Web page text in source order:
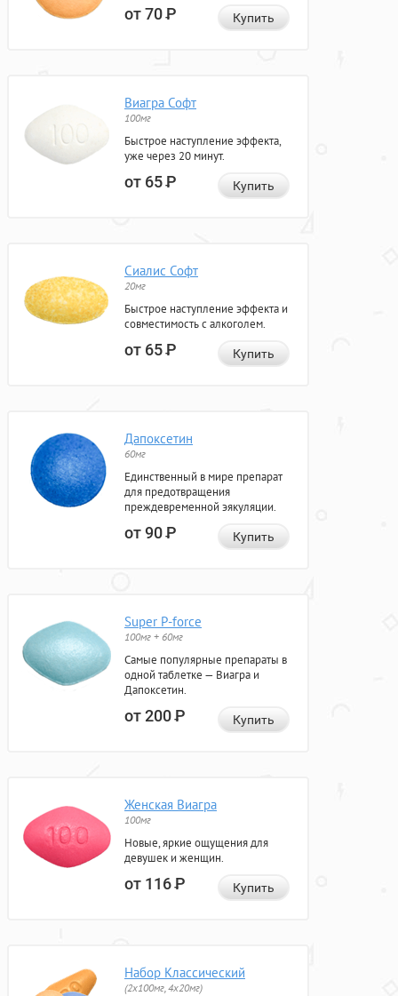
от 70Р Купить
Виагра Софт
100мг
Быстрое наступление эффекта,
уже через 20 минут.
от 65Р Купить
Сиалис Софт
20мг
Быстрое наступление эффекта и
совместимость с алкоголем.
от 65Р Купить
Дапоксетин
60мг
Единственный в мире препарат
для предотвращения
преждевременной эякуляции.
от 90Р Купить
Super P-force
100мг + 60мг
Самые популярные препараты в
одной таблетке — Виагра и
Дапоксетин.
от 200Р Купить
Женская Виагра
100мг
Новые, яркие ощущения для
девушек и женщин.
от 116Р Купить
Набор Классический
(2x100мг, 4x20мг)